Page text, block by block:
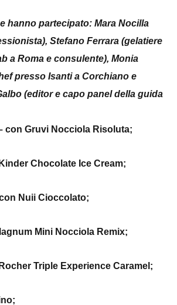
hanno partecipato: Mara Nocilla
Stefano Ferrara (gelatiere
a Roma e consulente), Monia
presso Isanti a Corchiano e
(editor e capo panel della guida
con Gruvi Nocciola Risoluta;
Chocolate Ice Cream;
Nuii Cioccolato;
Mini Nocciola Remix;
Triple Experience Caramel;